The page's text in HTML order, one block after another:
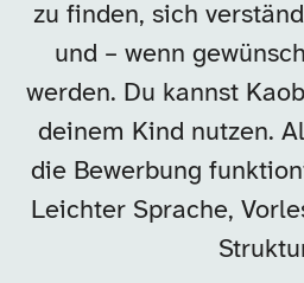
zu finden, sich
und – wenn
werden. Du kannst
deinem Kind nutzen.
die Bewerbung
Leichter Sprache,